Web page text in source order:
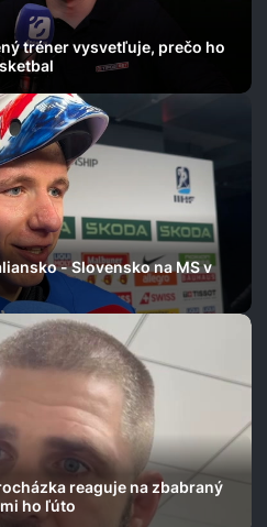
tréner vysvetľuje, prečo ho
- Slovensko na MS v
reaguje na zbabraný
ho ľúto